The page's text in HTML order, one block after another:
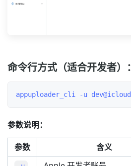
命令行方式（适合开发者）：
参数说明：
参数 含义